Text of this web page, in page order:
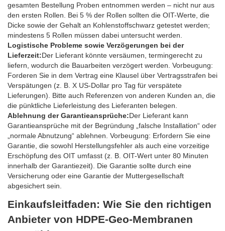
gesamten Bestellung Proben entnommen werden – nicht nur aus
den ersten Rollen. Bei 5 % der Rollen sollten die OIT-Werte, die
Dicke sowie der Gehalt an Kohlenstoffschwarz getestet werden;
mindestens 5 Rollen müssen dabei untersucht werden.
Logistische Probleme sowie Verzögerungen bei der
Lieferzeit:Der Lieferant könnte versäumen, termingerecht zu
liefern, wodurch die Bauarbeiten verzögert werden. Vorbeugung:
Forderen Sie in dem Vertrag eine Klausel über Vertragsstrafen bei
Verspätungen (z. B. X US-Dollar pro Tag für verspätete
Lieferungen). Bitte auch Referenzen von anderen Kunden an, die
die pünktliche Lieferleistung des Lieferanten belegen.
Ablehnung der Garantieansprüche:Der Lieferant kann
Garantieansprüche mit der Begründung „falsche Installation“ oder
„normale Abnutzung“ ablehnen. Vorbeugung: Erfordern Sie eine
Garantie, die sowohl Herstellungsfehler als auch eine vorzeitige
Erschöpfung des OIT umfasst (z. B. OIT-Wert unter 80 Minuten
innerhalb der Garantiezeit). Die Garantie sollte durch eine
Versicherung oder eine Garantie der Muttergesellschaft
abgesichert sein.
Einkaufsleitfaden: Wie Sie den richtigen
Anbieter von HDPE-Geo-Membranen